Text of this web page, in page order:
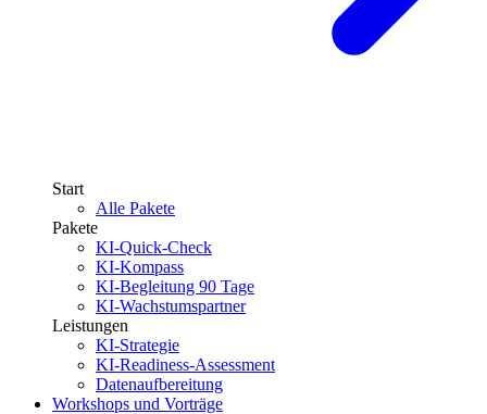
Start
Alle Pakete
Pakete
KI-Quick-Check
KI-Kompass
KI-Begleitung 90 Tage
KI-Wachstumspartner
Leistungen
KI-Strategie
KI-Readiness-Assessment
Datenaufbereitung
Workshops und Vorträge